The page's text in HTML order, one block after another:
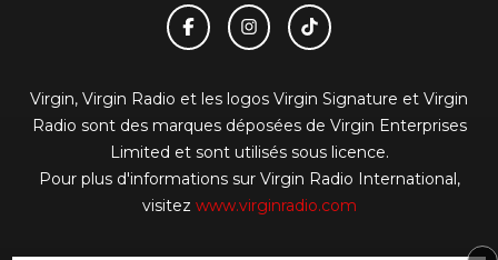
Virgin, Virgin Radio et les logos Virgin Signature et Virgin
Radio sont des marques déposées de Virgin Enterprises
Limited et sont utilisés sous licence.
Pour plus d'informations sur Virgin Radio International,
visitez www.virginradio.com